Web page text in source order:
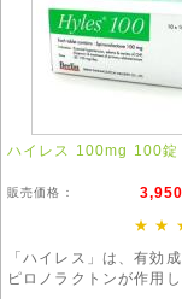
https://
ハイレス 100mg 100錠
販売価格：
★ ★
「ハイレス」は、有効
ピロノラクトンが作用し